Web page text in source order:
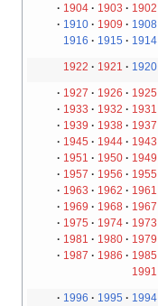
1902
1903
1904
1908
1909
1910
1914
1915
1916
1920
1921
1922
1925
1926
1927
1931
1932
1933
1937
1938
1939
1943
1944
1945
1949
1950
1951
1955
1956
1957
1961
1962
1963
1967
1968
1969
1973
1974
1975
1979
1980
1981
1985
1986
1987
1991
1994
1995
1996